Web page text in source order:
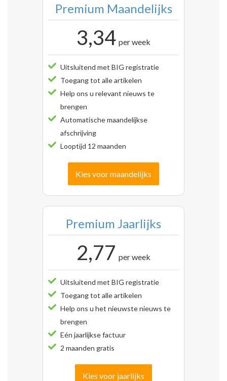
Premium Maandelijks
3,34 per week
Uitsluitend met BIG registratie
Toegang tot alle artikelen
Help ons u relevant nieuws te
brengen
Automatische maandelijkse
afschrijving
Looptijd 12 maanden
Kies voor maandelijks
Premium Jaarlijks
2,77 per week
Uitsluitend met BIG registratie
Toegang tot alle artikelen
Help ons u het nieuwste nieuws te
brengen
Eén jaarlijkse factuur
2 maanden gratis
Kies voor jaarlijks